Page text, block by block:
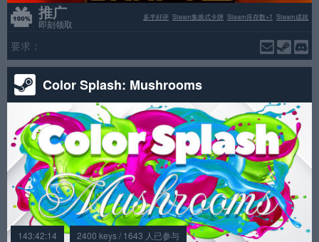
推广
即刻领取
Steam成就
Steam库存数+1
Steam集换式卡牌
多半好评
要求：
Color Splash: Mushrooms
143:42:14 2400 keys / 1643 人已参与